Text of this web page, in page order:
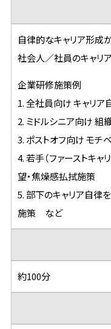
自律的なキャリア形成
社会人／社員のキャリ
企業研修施策例
1. 全社員向け キャリア
2. ミドルシニア向け 組
3. ポストオフ向け モチ
4. 若手（ファーストキ
望・焦燥感払拭施策
5. 部下のキャリア自律
施策 など
約100分